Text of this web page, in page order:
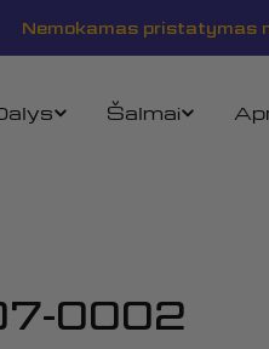
Nemokamas pristatymas
Šalmai
0002